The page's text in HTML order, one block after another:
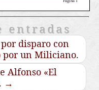
entradas
disparo con
por un Miliciano.
Alfonso «El
→